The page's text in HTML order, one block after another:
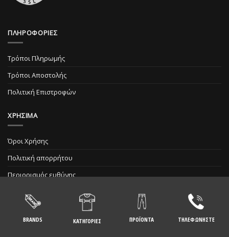
ΠΛΗΡΟΦΟΡΙΕΣ
Τρόποι Πληρωμής
Τρόποι Αποστολής
Πολιτική Επιστροφών
ΧΡΗΣΙΜΑ
Όροι Χρήσης
Πολιτική απορρήτου
Περιορισμός ευθύνης
BRANDS ΚΑΤΗΓΟΡΙΕΣ ΠΡΟΪΟΝΤΑ ΤΗΛΕΦΩΝΗΣΤΕ